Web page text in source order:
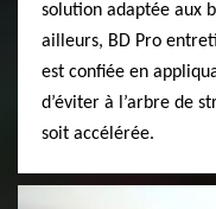
solution adaptée aux
ailleurs, BD Pro
est confiée en
d’éviter à l’arbre de
soit accélérée.